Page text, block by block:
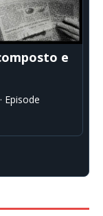
e
Episode